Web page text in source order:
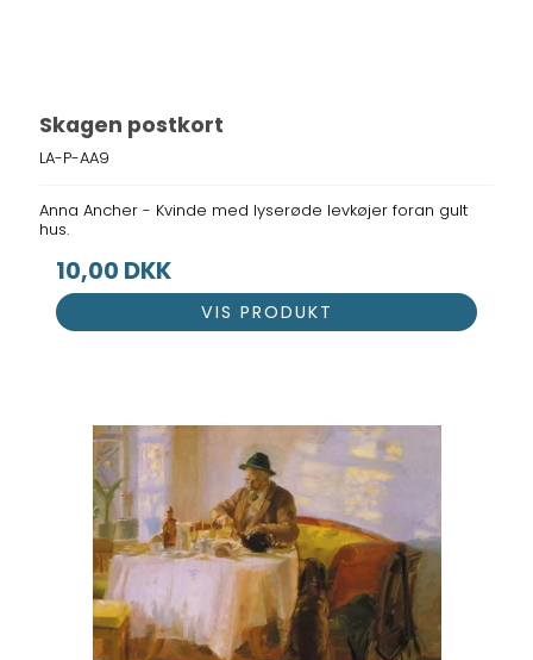
Skagen postkort
LA-P-AA9
Anna Ancher - Kvinde med lyserøde levkøjer foran gult
hus.
10,00 DKK
VIS PRODUKT